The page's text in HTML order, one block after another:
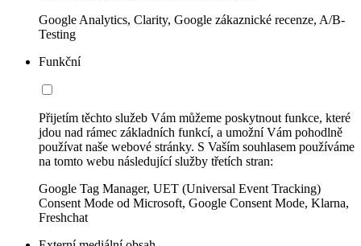
Google Analytics, Clarity, Google zákaznické recenze, A/B-
Testing
Funkční
Přijetím těchto služeb Vám můžeme poskytnout funkce, které
jdou nad rámec základních funkcí, a umožní Vám pohodlně
používat naše webové stránky. S Vaším souhlasem používáme
na tomto webu následující služby třetích stran:
Google Tag Manager, UET (Universal Event Tracking)
Consent Mode od Microsoft, Google Consent Mode, Klarna,
Freshchat